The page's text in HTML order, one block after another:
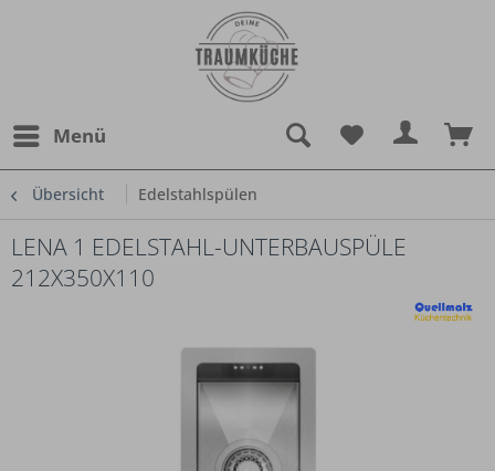
Menü
Übersicht Edelstahlspülen
LENA 1 EDELSTAHL-UNTERBAUSPÜLE
212X350X110